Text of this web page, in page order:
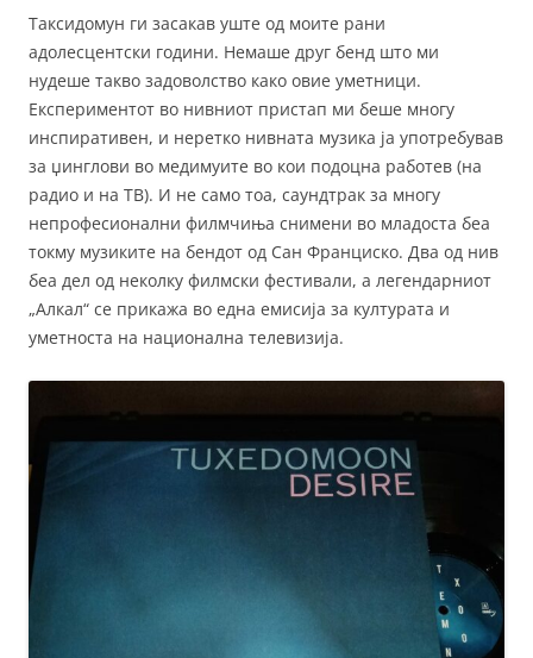
Таксидомун ги засакав уште од моите рани
адолесцентски години. Немаше друг бенд што ми
нудеше такво задоволство како овие уметници.
Експериментот во нивниот пристап ми беше многу
инспиративен, и неретко нивната музика ја употребував
за џинглови во медимуите во кои подоцна работев (на
радио и на ТВ). И не само тоа, саундтрак за многу
непрофесионални филмчиња снимени во младоста беа
токму музиките на бендот од Сан Франциско. Два од нив
беа дел од неколку филмски фестивали, а легендарниот
„Алкал“ се прикажа во една емисија за културата и
уметноста на национална телевизија.